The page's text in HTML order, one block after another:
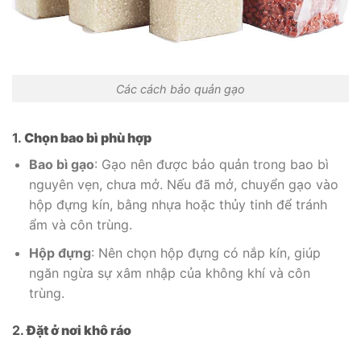
Các cách bảo quản gạo
1. Chọn bao bì phù hợp
Bao bì gạo: Gạo nên được bảo quản trong bao bì
nguyên vẹn, chưa mở. Nếu đã mở, chuyển gạo vào
hộp đựng kín, bằng nhựa hoặc thủy tinh để tránh
ẩm và côn trùng.
Hộp đựng: Nên chọn hộp đựng có nắp kín, giúp
ngăn ngừa sự xâm nhập của không khí và côn
trùng.
2.Đặt ở nơi khô ráo